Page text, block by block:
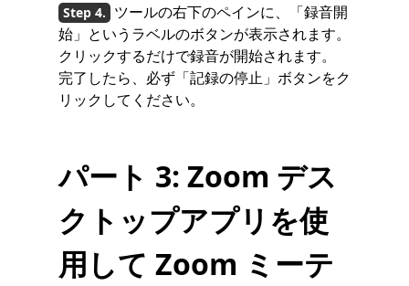
ツールの右下のペインに、「録音開
始」というラベルのボタンが表示されます。
クリックするだけで録音が開始されます。
完了したら、必ず「記録の停止」ボタンをク
リックしてください。
パート 3: Zoom デス
クトップアプリを使
用して Zoom ミーテ